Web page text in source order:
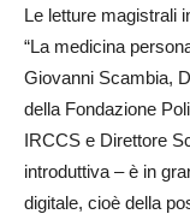
Le letture magistrali
“La medicina
Giovanni Scambia,
della Fondazione
IRCCS e Direttore
introduttiva – è in
digitale, cioè della